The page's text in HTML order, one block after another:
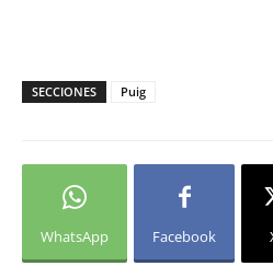
SECCIONES Puig
WhatsApp Facebook